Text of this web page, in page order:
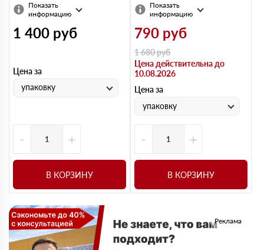
Показать
информацию
1 400 руб
Цена за
упаковку
- +
В КОРЗИНУ
Показать
информацию
790 руб
1 680руб
Цена действительна до
10.08.2026
Цена за
упаковку
- +
В КОРЗИНУ
Реклама